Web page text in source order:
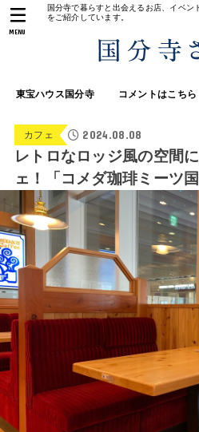
国分寺で暮らすと出会えるお店、イベン
をご紹介しています。
東宝ハウス国分寺 コメントはこちら
MENU
カフェ 2024.08.08
レトロなロッジ風の空間
ェ！「コメダ珈琲ミーツ国